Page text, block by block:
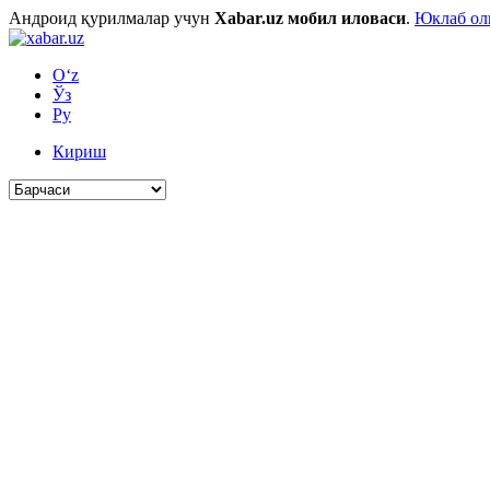
Андроид қурилмалар учун Xabar.uz мобил иловаси. Юклаб
O‘z
Ўз
Ру
Кириш